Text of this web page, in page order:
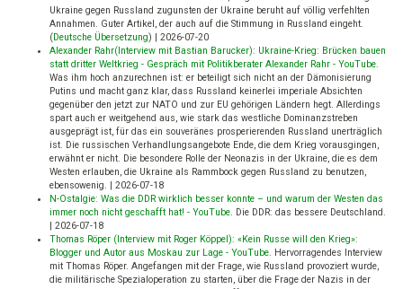
Ukraine gegen Russland zugunsten der Ukraine beruht auf völlig verfehlten
Annahmen. Guter Artikel, der auch auf die Stimmung in Russland eingeht.
(Deutsche Übersetzung) | 2026-07-20
Alexander Rahr(Interview mit Bastian Barucker): Ukraine-Krieg: Brücken bauen
statt dritter Weltkrieg - Gespräch mit Politikberater Alexander Rahr - YouTube.
Was ihm hoch anzurechnen ist: er beteiligt sich nicht an der Dämonisierung
Putins und macht ganz klar, dass Russland keinerlei imperiale Absichten
gegenüber den jetzt zur NATO und zur EU gehörigen Ländern hegt. Allerdings
spart auch er weitgehend aus, wie stark das westliche Dominanzstreben
ausgeprägt ist, für das ein souveränes prosperierenden Russland unerträglich
ist. Die russischen Verhandlungsangebote Ende, die dem Krieg vorausgingen,
erwähnt er nicht. Die besondere Rolle der Neonazis in der Ukraine, die es dem
Westen erlauben, die Ukraine als Rammbock gegen Russland zu benutzen,
ebensowenig. | 2026-07-18
N-Ostalgie: Was die DDR wirklich besser konnte – und warum der Westen das
immer noch nicht geschafft hat! - YouTube. Die DDR: das bessere Deutschland.
| 2026-07-18
Thomas Röper (Interview mit Roger Köppel): «Kein Russe will den Krieg»:
Blogger und Autor aus Moskau zur Lage - YouTube. Hervorragendes Interview
mit Thomas Röper. Angefangen mit der Frage, wie Russland provoziert wurde,
die militärische Spezialoperation zu starten, über die Frage der Nazis in der